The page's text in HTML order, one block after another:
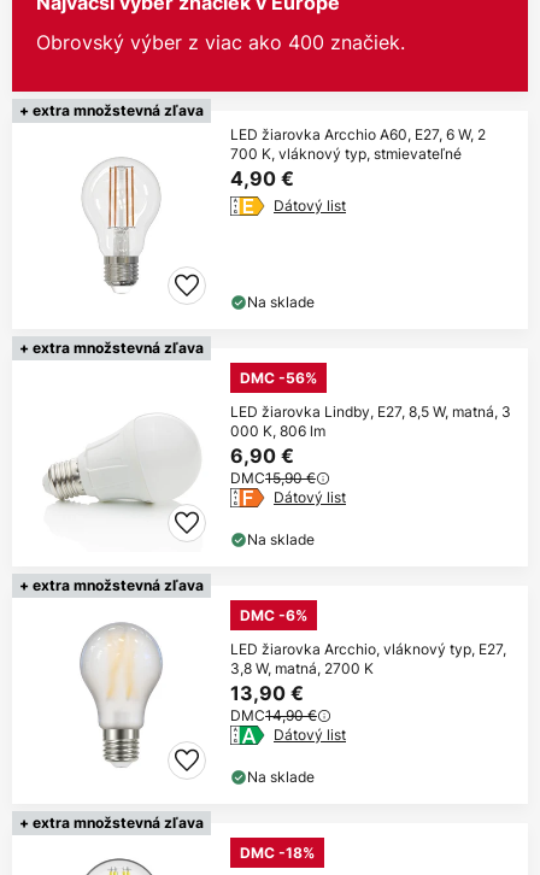
Obrovský výber z viac ako 400 značiek.
+ extra množstevná zľava
LED žiarovka Arcchio A60, E27, 6 W, 2
700 K, vláknový typ, stmievateľné
4,90 €
Dátový list
Na sklade
+ extra množstevná zľava
DMC -56%
LED žiarovka Lindby, E27, 8,5 W, matná, 3
000 K, 806 lm
6,90 €
DMC15,90 €
Dátový list
Na sklade
+ extra množstevná zľava
DMC -6%
LED žiarovka Arcchio, vláknový typ, E27,
3,8 W, matná, 2700 K
13,90 €
DMC14,90 €
Dátový list
Na sklade
+ extra množstevná zľava
DMC -18%